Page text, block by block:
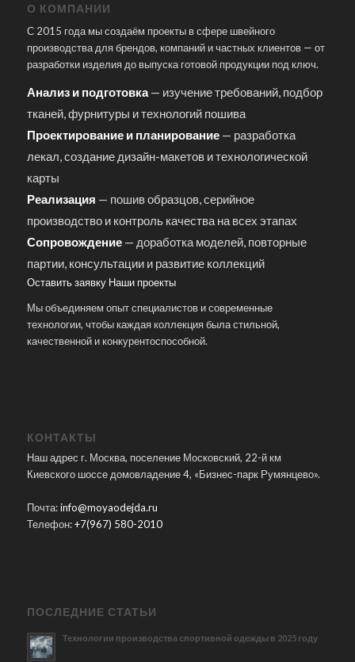
О КОМПАНИИ
С 2015 года мы создаём проекты в сфере швейного
производства для брендов, компаний и частных клиентов — от
разработки изделия до выпуска готовой продукции под ключ.
Анализ и подготовка— изучение требований, подбор
тканей, фурнитуры и технологий пошива
Проектирование и планирование— разработка
лекал, создание дизайн-макетов и технологической
карты
Реализация — пошив образцов, серийное
производство и контроль качества на всех этапах
Сопровождение— доработка моделей, повторные
партии, консультации и развитие коллекций
Оставить заявку Наши проекты
Мы объединяем опыт специалистов и современные
технологии, чтобы каждая коллекция была стильной,
качественной и конкурентоспособной.
КОНТАКТЫ
Наш адрес г. Москва, поселение Московский, 22-й км
Киевского шоссе домовладение 4, «Бизнес-парк Румянцево».
Почта:info@moyaodejda.ru
Телефон:+7(967) 580-2010
ПОСЛЕДНИЕ СТАТЬИ
Технологии производства спортивной одежды в 2025 году